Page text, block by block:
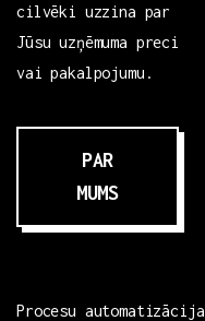
cilvēki uzzina par
Jūsu uzņēmuma preci
vai pakalpojumu.
PAR
MUMS
Procesu automatizācija